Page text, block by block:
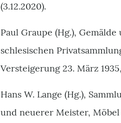
(3.12.2020).
Paul Graupe (Hg.),
schlesischen
Versteigerung 23. März
Hans W. Lange (Hg.),
und neuerer Meister, Möbel